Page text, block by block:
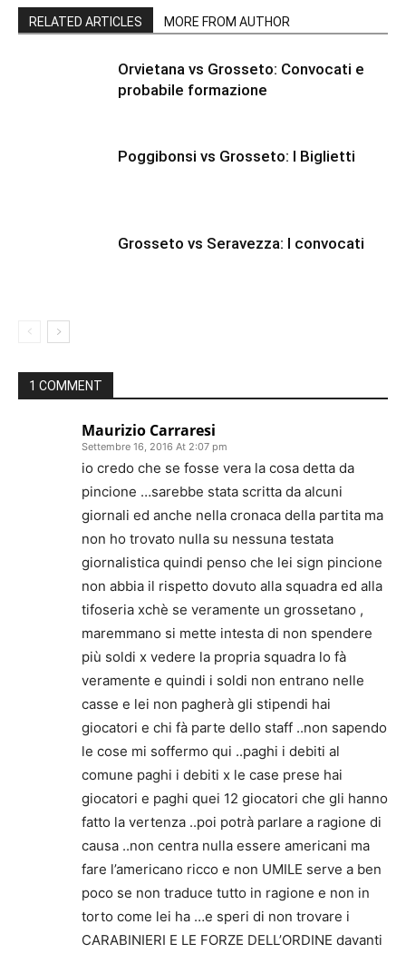
RELATED ARTICLES MORE FROM AUTHOR
Orvietana vs Grosseto: Convocati e
probabile formazione
Poggibonsi vs Grosseto: I Biglietti
Grosseto vs Seravezza: I convocati
1 COMMENT
Maurizio Carraresi
Settembre 16, 2016 At 2:07 pm
io credo che se fosse vera la cosa detta da
pincione …sarebbe stata scritta da alcuni
giornali ed anche nella cronaca della partita ma
non ho trovato nulla su nessuna testata
giornalistica quindi penso che lei sign pincione
non abbia il rispetto dovuto alla squadra ed alla
tifoseria xchè se veramente un grossetano ,
maremmano si mette intesta di non spendere
più soldi x vedere la propria squadra lo fà
veramente e quindi i soldi non entrano nelle
casse e lei non pagherà gli stipendi hai
giocatori e chi fà parte dello staff ..non sapendo
le cose mi soffermo qui ..paghi i debiti al
comune paghi i debiti x le case prese hai
giocatori e paghi quei 12 giocatori che gli hanno
fatto la vertenza ..poi potrà parlare a ragione di
causa ..non centra nulla essere americani ma
fare l’americano ricco e non UMILE serve a ben
poco se non traduce tutto in ragione e non in
torto come lei ha …e speri di non trovare i
CARABINIERI E LE FORZE DELL’ORDINE davanti